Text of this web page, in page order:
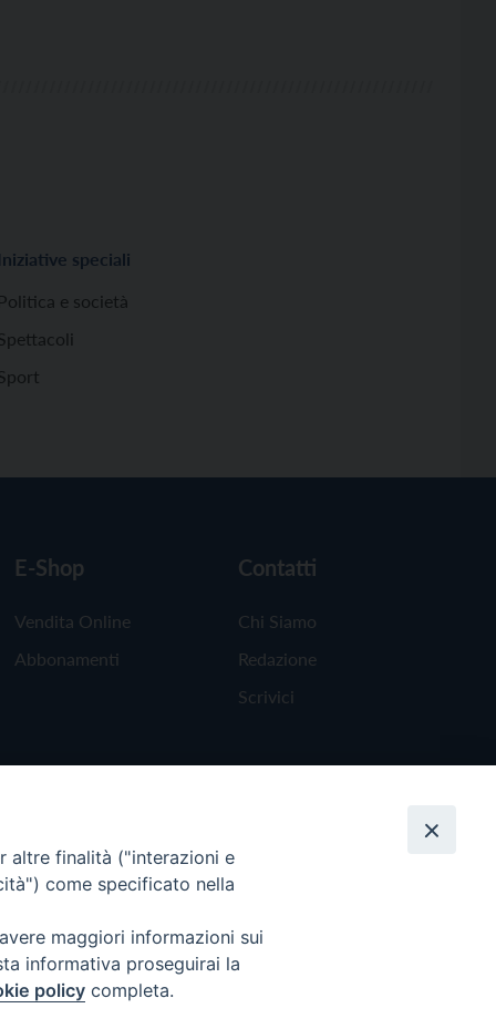
Iniziative speciali
Politica e società
E-Shop
Vendita Online
Abbonamenti
Contatti
Chi Siamo
Redazione
Scrivici
altre finalità ("interazioni e
come specificato nella
maggiori informazioni sui
informativa proseguirai la
policy completa.